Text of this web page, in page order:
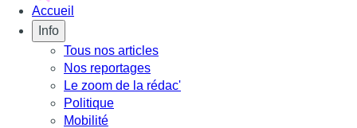
Accueil
Info
Tous nos articles
Nos reportages
Le zoom de la rédac'
Politique
Mobilité